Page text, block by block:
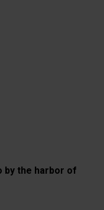
by the harbor of